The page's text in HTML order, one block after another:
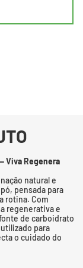
Viva Regenera
natural e
pensada para
rotina. Com
regenerativa e
de carboidrato
para
o cuidado do